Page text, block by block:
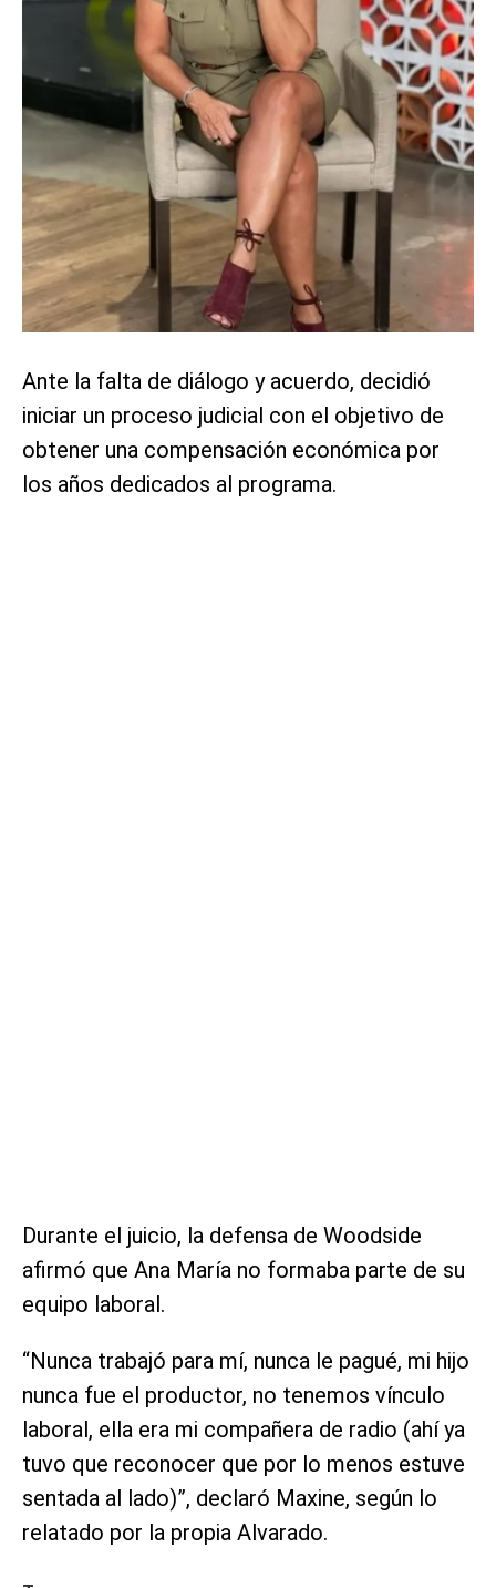
Ante la falta de diálogo y acuerdo, decidió
iniciar un proceso judicial con el objetivo de
obtener una compensación económica por
los años dedicados al programa.
Durante el juicio, la defensa de Woodside
afirmó que Ana María no formaba parte de su
equipo laboral.
“Nunca trabajó para mí, nunca le pagué, mi hijo
nunca fue el productor, no tenemos vínculo
laboral, ella era mi compañera de radio (ahí ya
tuvo que reconocer que por lo menos estuve
sentada al lado)”, declaró Maxine, según lo
relatado por la propia Alvarado.